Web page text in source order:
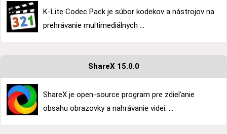
K-Lite Codec Pack je súbor kodekov a nástrojov na
prehrávanie multimediálnych ...
ShareX 15.0.0
ShareX je open-source program pre zdieľanie
obsahu obrazovky a nahrávanie videí. ...